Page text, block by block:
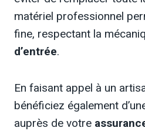
matériel professionnel
fine, respectant la
d’entrée.
En faisant appel à un
bénéficiez également
auprès de votre